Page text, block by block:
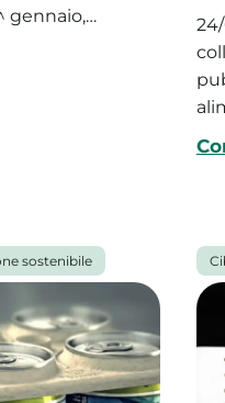
gennaio,…
sostenibile